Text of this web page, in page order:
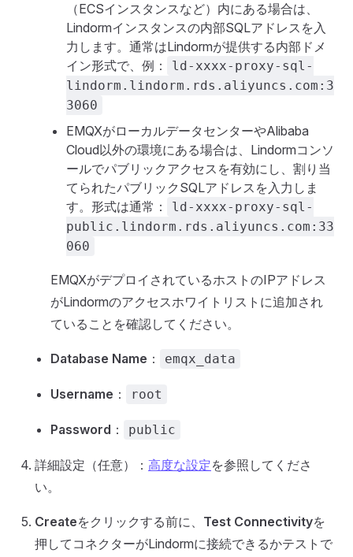
（ECSインスタンスなど）内にある場合は、
Lindormインスタンスの内部SQLアドレスを入
力します。通常はLindormが提供する内部ドメ
イン形式で、例：
ld-xxxx-proxy-sql-
lindorm.lindorm.rds.aliyuncs.com:3
3060
EMQXがローカルデータセンターやAlibaba
Cloud以外の環境にある場合は、Lindormコンソ
ールでパブリックアクセスを有効にし、割り当
てられたパブリックSQLアドレスを入力しま
す。形式は通常：
ld-xxxx-proxy-sql-
public.lindorm.rds.aliyuncs.com:33
060
EMQXがデプロイされているホストのIPアドレス
がLindormのアクセスホワイトリストに追加され
ていることを確認してください。
Database Name ： emqx_data
Username ： root
Password ： public
詳細設定（任意）： 高度な設定を参照してくださ
い。
Createをクリックする前に、 Test Connectivityを
押してコネクターがLindormに接続できるかテストで